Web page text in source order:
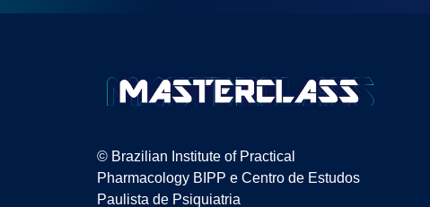
© Brazilian Institute of Practical
Pharmacology BIPP e Centro de Estudos
Paulista de Psiquiatria